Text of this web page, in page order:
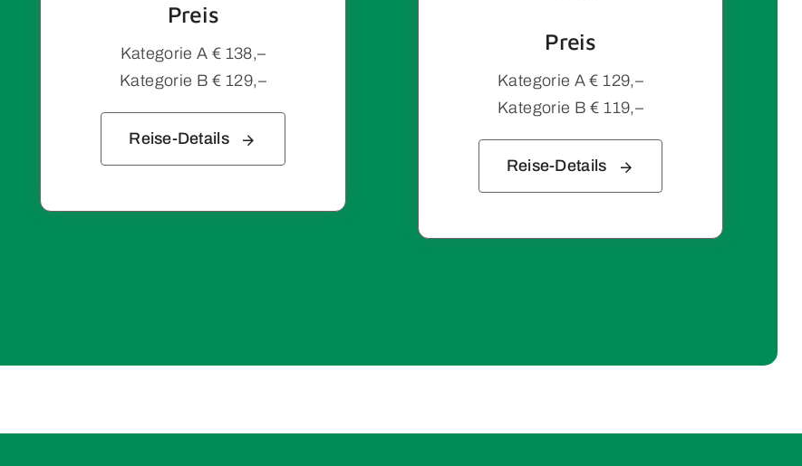
Preis
Kategorie A € 138,–
Kategorie B € 129,–
Reise-Details
Preis
Kategorie A € 129,–
Kategorie B € 119,–
Reise-Details